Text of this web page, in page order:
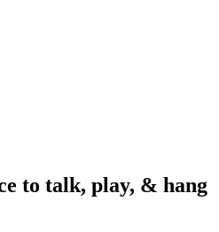
to talk, play, & hang